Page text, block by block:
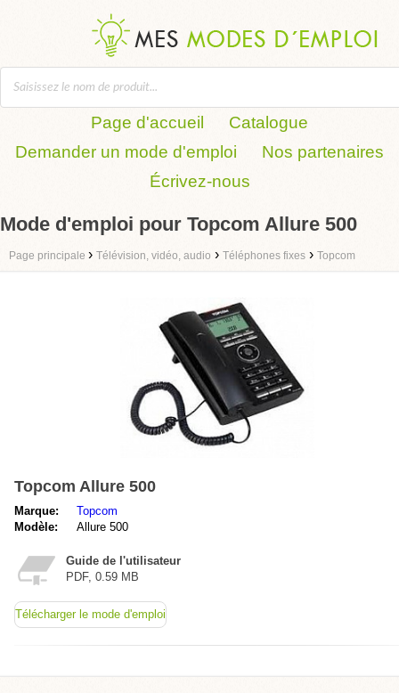
Page d'accueil
Catalogue
Demander un mode d'emploi
Nos partenaires
Écrivez-nous
Mode d'emploi pour Topcom Allure 500
Page principale › Télévision, vidéo, audio › Téléphones fixes › Topcom
Topcom Allure 500
Marque:
Topcom
Modèle:
Allure 500
Guide de l'utilisateur
PDF, 0.59 MB
Télécharger le mode d'emploi